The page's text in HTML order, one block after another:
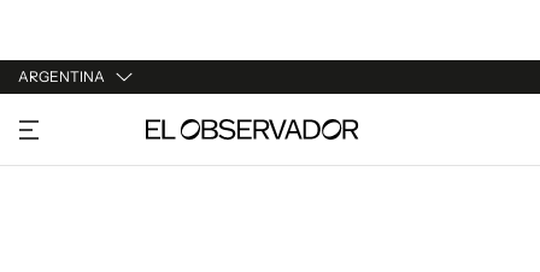
ARGENTINA
URUGUAY
ARGENTINA